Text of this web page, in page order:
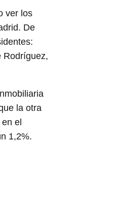
ver los
De
Rodríguez,
la otra
el
1,2%.